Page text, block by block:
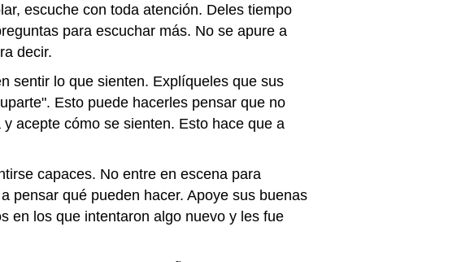
escuche con toda atención. Deles tiempo
para escuchar más. No se apure a
decir.
sentir lo que sienten. Explíqueles que sus
Esto puede hacerles pensar que no
acepte cómo se sienten. Esto hace que a
capaces. No entre en escena para
pensar qué pueden hacer. Apoye sus buenas
en los que intentaron algo nuevo y les fue